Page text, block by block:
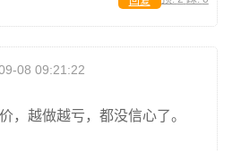
08 09:21:22
，越做越亏，都没信心了。